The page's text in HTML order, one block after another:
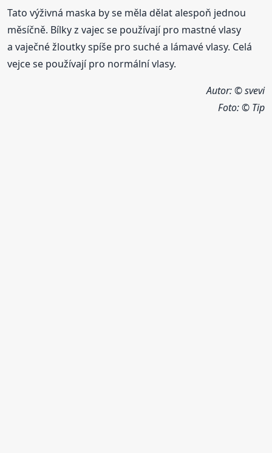
Tato výživná maska by se měla dělat alespoň jednou
měsíčně. Bílky z vajec se používají pro mastné vlasy
a vaječné žloutky spíše pro suché a lámavé vlasy. Celá
vejce se používají pro normální vlasy.
Autor: © svevi
Foto:© Tip